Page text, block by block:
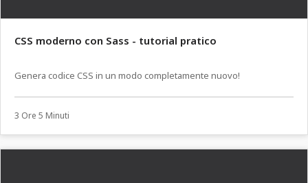
CSS moderno con Sass - tutorial pratico
Genera codice CSS in un modo completamente nuovo!
3 Ore 5 Minuti